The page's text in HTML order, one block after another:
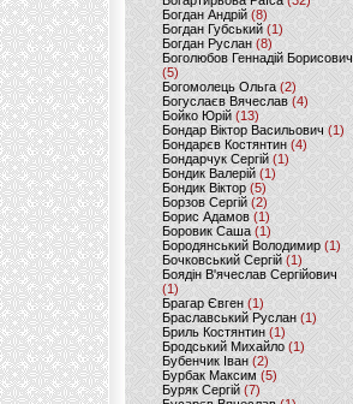
Богдан Андрій(8)
Богдан Губський (1)
Богдан Руслан(8)
Боголюбов Геннадій Борисович
(5)
Богомолець Ольга (2)
Богуслаєв Вячеслав (4)
Бойко Юрій (13)
Бондар Віктор Васильович (1)
Бондарєв Костянтин (4)
Бондарчук Сергій(1)
Бондик Валерій (1)
Бондик Віктор(5)
Борзов Сергiй (2)
Борис Адамов(1)
Боровик Саша (1)
Бородянський Володимир (1)
Бочковський Сергій (1)
Боядін В'ячеслав Сергійович
(1)
Брагар Євген (1)
Браславський Руслан (1)
Бриль Костянтин (1)
Бродський Михайло (1)
Бубенчик Іван(2)
Бурбак Максим (5)
Буряк Сергій (7)